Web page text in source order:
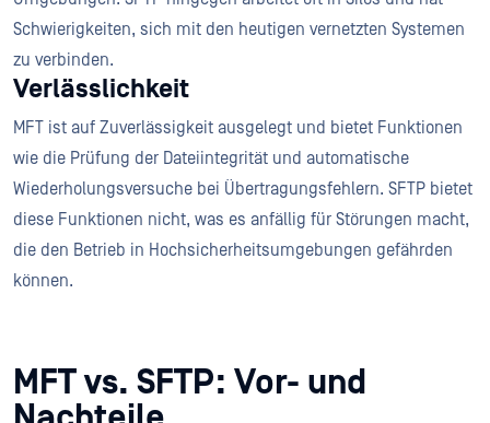
Schwierigkeiten, sich mit den heutigen vernetzten Systemen
zu verbinden.
Verlässlichkeit
MFT ist auf Zuverlässigkeit ausgelegt und bietet Funktionen
wie die Prüfung der Dateiintegrität und automatische
Wiederholungsversuche bei Übertragungsfehlern. SFTP bietet
diese Funktionen nicht, was es anfällig für Störungen macht,
die den Betrieb in Hochsicherheitsumgebungen gefährden
können.
MFT vs. SFTP: Vor- und